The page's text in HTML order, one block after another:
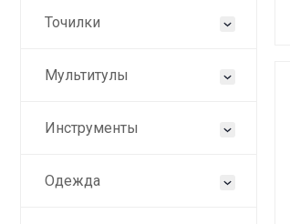
Точилки
Мультитулы
Инструменты
Одежда